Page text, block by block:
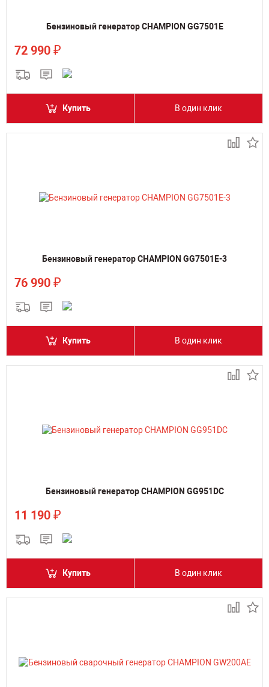
Бензиновый генератор CHAMPION GG7501E
72 990 ₽
Купить В один клик
Бензиновый генератор CHAMPION GG7501E-3
76 990 ₽
Купить В один клик
Бензиновый генератор CHAMPION GG951DC
11 190 ₽
Купить В один клик